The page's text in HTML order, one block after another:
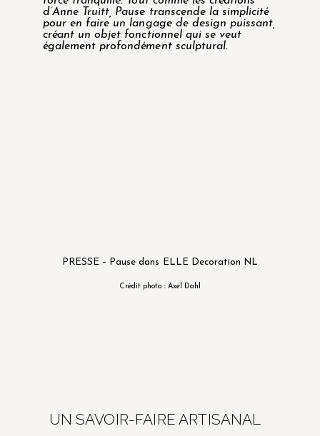
d’Anne Truitt, Pause transcende la simplicité
pour en faire un langage de design puissant,
créant un objet fonctionnel qui se veut
également profondément sculptural.
PRESSE – Pause dans ELLE Decoration NL
Crédit photo : Axel Dahl
UN SAVOIR-FAIRE ARTISANAL